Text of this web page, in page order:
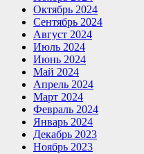
Октябрь 2024
Сентябрь 2024
Август 2024
Июль 2024
Июнь 2024
Май 2024
Апрель 2024
Март 2024
Февраль 2024
Январь 2024
Декабрь 2023
Ноябрь 2023